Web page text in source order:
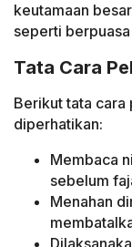
keutamaan
seperti
Tata Cara
Berikut tata cara
diperhatikan:
Membaca
sebelum
Menahan